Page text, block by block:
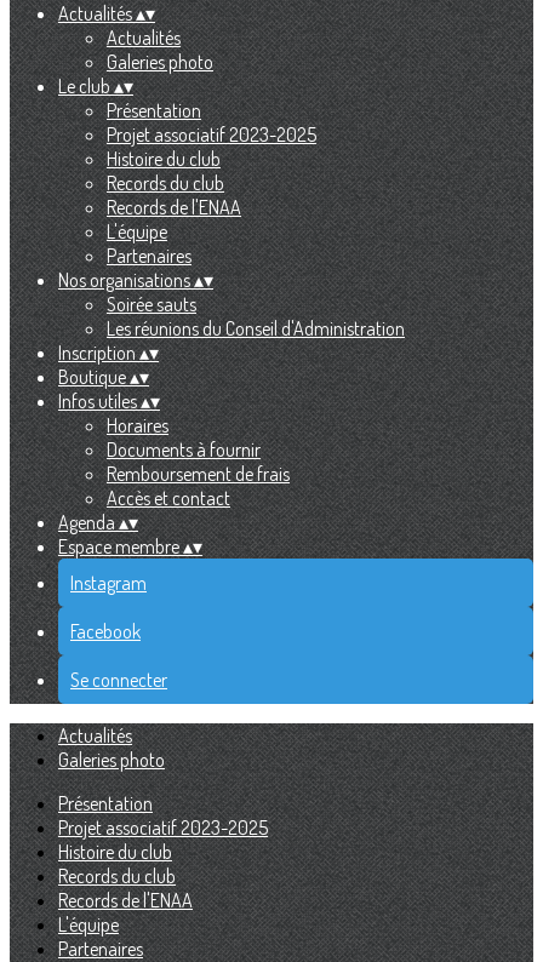
Actualités▴▾
Actualités
Galeries photo
Le club▴▾
Présentation
Projet associatif 2023-2025
Histoire du club
Records du club
Records de l'ENAA
L'équipe
Partenaires
Nos organisations▴▾
Soirée sauts
Les réunions du Conseil d'Administration
Inscription▴▾
Boutique▴▾
Infos utiles▴▾
Horaires
Documents à fournir
Remboursement de frais
Accès et contact
Agenda▴▾
Espace membre▴▾
Instagram
Facebook
Se connecter
Actualités
Galeries photo
Présentation
Projet associatif 2023-2025
Histoire du club
Records du club
Records de l'ENAA
L'équipe
Partenaires